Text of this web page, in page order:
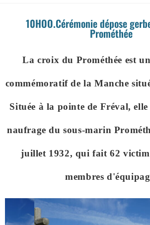
10HOO.Cérémonie dépose
Prométhée
La croix du Prométhée est
commémoratif de la Manche
Située à la pointe de Fréval, elle
naufrage du sous-marin
juillet 1932, qui fait 62
membres